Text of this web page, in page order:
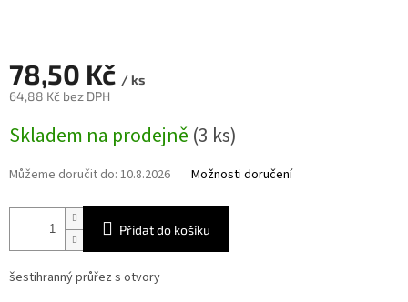
78,50 Kč / ks
64,88 Kč bez DPH
cena:
Skladem na prodejně (3 ks)
Můžeme doručit do: 10.8.2026 Možnosti doručení
Přidat do košíku
šestihranný průřez s otvory